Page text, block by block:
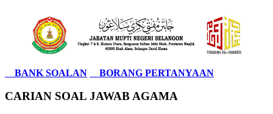
BANK SOALAN BORANG PERTANYAAN
CARIAN SOAL JAWAB AGAMA